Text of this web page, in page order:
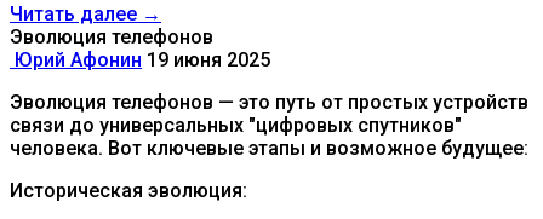
Читать далее →
Эволюция телефонов
Юрий Афонин 19 июня 2025
Эволюция телефонов — это путь от простых устройств
связи до универсальных "цифровых спутников"
человека. Вот ключевые этапы и возможное будущее:
Историческая эволюция: